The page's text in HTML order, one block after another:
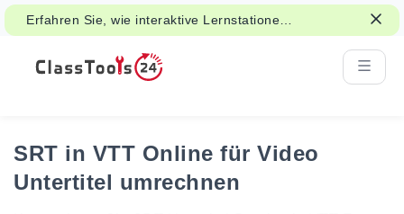
Erfahren Sie, wie interaktive Lernstationen
Klassenaktivitäten und Revision
unterstützen können.
SRT in VTT Online für Video
Untertitel umrechnen